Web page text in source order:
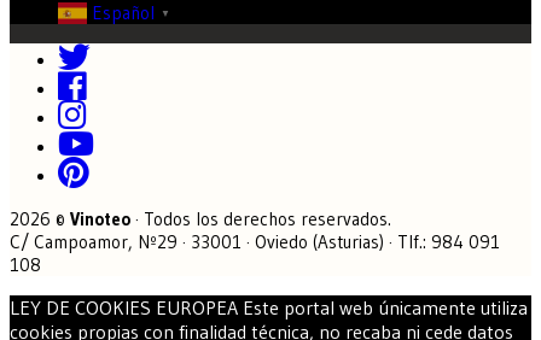
Español ▼
2026 © Vinoteo · Todos los derechos reservados.
C/ Campoamor, Nº29 · 33001 · Oviedo (Asturias) · Tlf.: 984 091
108
LEY DE COOKIES EUROPEA Este portal web únicamente utiliza
cookies propias con finalidad técnica, no recaba ni cede datos